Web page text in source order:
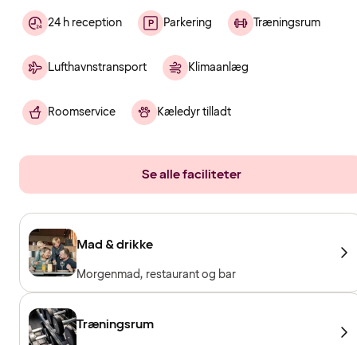
24 h reception Parkering Træningsrum
Lufthavnstransport Klimaanlæg
Roomservice Kæledyr tilladt
Se alle faciliteter
Mad & drikke
Morgenmad, restaurant og bar
Træningsrum